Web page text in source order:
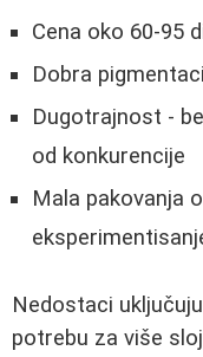
Cena oko 60-95
Dobra
Dugotrajnost -
od konkurencije
Mala pakovanja
Nedostaci
potrebu za više